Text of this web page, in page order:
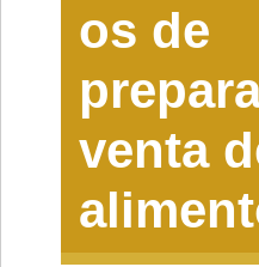
os de
venta